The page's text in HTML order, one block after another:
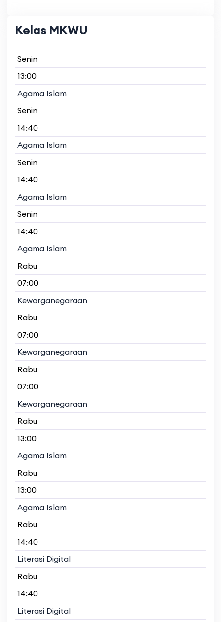
Kelas MKWU
Senin
13:00
Agama Islam
Senin
14:40
Agama Islam
Senin
14:40
Agama Islam
Senin
14:40
Agama Islam
Rabu
07:00
Kewarganegaraan
Rabu
07:00
Kewarganegaraan
Rabu
07:00
Kewarganegaraan
Rabu
13:00
Agama Islam
Rabu
13:00
Agama Islam
Rabu
14:40
Literasi Digital
Rabu
14:40
Literasi Digital